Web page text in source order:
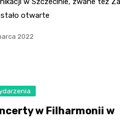
otwarte
2022
w Filharmonii w